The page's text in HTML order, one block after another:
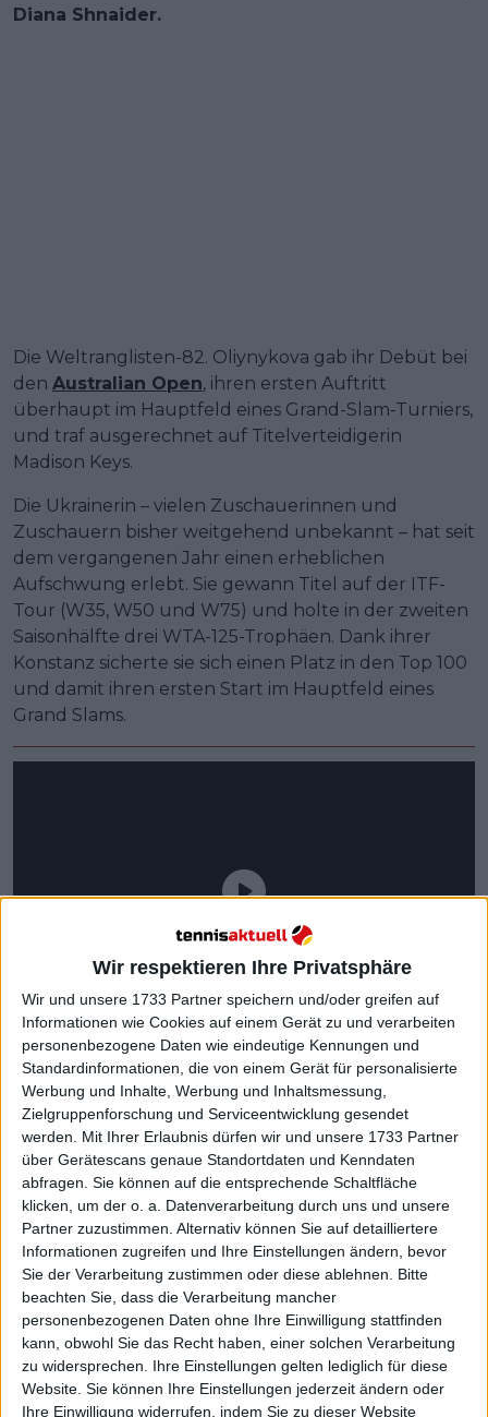
Wir respektieren Ihre Privatsphäre
Wir und unsere 1733 Partner speichern und/oder greifen auf
Informationen wie Cookies auf einem Gerät zu und verarbeiten
personenbezogene Daten wie eindeutige Kennungen und
Standardinformationen, die von einem Gerät für personalisierte
Werbung und Inhalte, Werbung und Inhaltsmessung,
Zielgruppenforschung und Serviceentwicklung gesendet
werden.
Mit Ihrer Erlaubnis dürfen wir und unsere 1733 Partner
über Gerätescans genaue Standortdaten und Kenndaten
abfragen. Sie können auf die entsprechende Schaltfläche
klicken, um der o. a. Datenverarbeitung durch uns und unsere
Partner zuzustimmen. Alternativ können Sie auf detailliertere
Informationen zugreifen und Ihre Einstellungen ändern, bevor
Sie der Verarbeitung zustimmen oder diese ablehnen.
Bitte
beachten Sie, dass die Verarbeitung mancher
personenbezogenen Daten ohne Ihre Einwilligung stattfinden
kann, obwohl Sie das Recht haben, einer solchen Verarbeitung
zu widersprechen. Ihre Einstellungen gelten lediglich für diese
Website. Sie können Ihre Einstellungen jederzeit ändern oder
Ihre Einwilligung widerrufen, indem Sie zu dieser Website
Diana Shnaider.
Die Weltranglisten-82. Oliynykova gab ihr Debüt bei
den Australian Open, ihren ersten Auftritt
überhaupt im Hauptfeld eines Grand-Slam-Turniers,
und traf ausgerechnet auf Titelverteidigerin
Madison Keys.
Die Ukrainerin – vielen Zuschauerinnen und
Zuschauern bisher weitgehend unbekannt – hat seit
dem vergangenen Jahr einen erheblichen
Aufschwung erlebt. Sie gewann Titel auf der ITF-
Tour (W35, W50 und W75) und holte in der zweiten
Saisonhälfte drei WTA-125-Trophäen. Dank ihrer
Konstanz sicherte sie sich einen Platz in den Top 100
und damit ihren ersten Start im Hauptfeld eines
Grand Slams.
Oliynykova betrat die Rod Laver Arena mit großem
Kampfgeist, erspielte sich früh ein Doppelbreak und
ging schnell mit 4:0 in Führung. Es deutete sich ein
schwieriger Tag für Keys an, doch die Amerikanerin
fing sich, drehte die Partie mit fünf Spielen in Folge
und entschied den Satz schließlich im Tie-Break.
Während Keys im ersten Durchgang zwei Satzbälle
abwehrte, war der zweite Satz komplett einseitig,
sodass sie mit 7:6 (8:6), 6:1 gewann.